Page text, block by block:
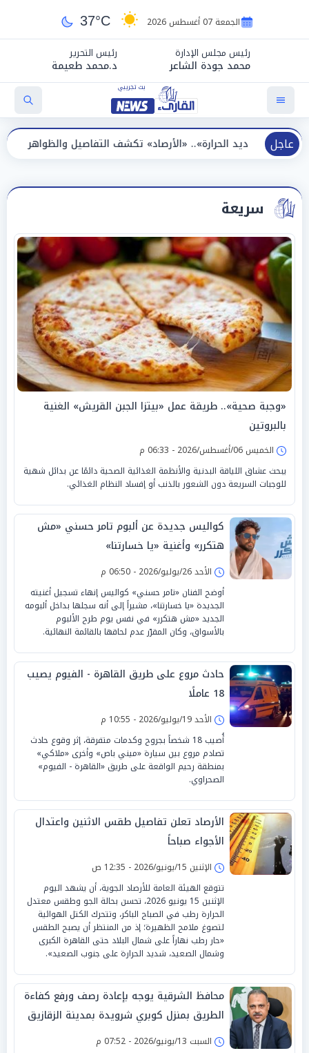
الجمعة 07 أغسطس 2026 37°C
رئيس مجلس الإدارة
محمد جودة الشاعر
رئيس التحرير
د.محمد طعيمة
عاجل «الأرصاد» تكشف التفاصيل والظواهر الجوية اليوم الجمعة
سريعة
«وجبة صحية».. طريقة عمل «بيتزا الجبن القريش» الغنية
بالبروتين
الخميس 06/أغسطس/2026 - 06:33 م
يبحث عشاق اللياقة البدنية والأنظمة الغذائية الصحية دائمًا عن بدائل شهية
للوجبات السريعة دون الشعور بالذنب أو إفساد النظام الغذائي.
كواليس جديدة عن ألبوم تامر حسني «مش
هتكرر» وأغنية «يا خسارتنا»
الأحد 26/يوليو/2026 - 06:50 م
أوضح الفنان «تامر حسني» كواليس إنهاء تسجيل أغنيته
الجديدة «يا خسارتنا»، مشيراً إلى أنه سجلها بداخل ألبومه
الجديد «مش هتكرر» في نفس يوم طرح الألبوم
بالأسواق، وكان المقرّر عدم لحاقها بالقائمة النهائية.
حادث مروع على طريق القاهرة - الفيوم يصيب
18 عاملًا
الأحد 19/يوليو/2026 - 10:55 م
أُصيب 18 شخصاً بجروح وكدمات متفرقة، إثر وقوع حادث
تصادم مروع بين سيارة «ميني باص» وأخرى «ملاكي»
بمنطقة رحيم الواقعة على طريق «القاهرة - الفيوم»
الصحراوي.
الأرصاد تعلن تفاصيل طقس الاثنين واعتدال
الأجواء صباحاً
الإثنين 15/يونيو/2026 - 12:35 ص
تتوقع الهيئة العامة للأرصاد الجوية، أن يشهد اليوم
الإثنين 15 يونيو 2026، تحسن بحالة الجو وطقس معتدل
الحرارة رطب في الصباح الباكر، وتتحرك الكتل الهوائية
لتصوغ ملامح الظهيرة؛ إذ من المنتظر أن يصبح الطقس
«حار رطب نهاراً على شمال البلاد حتى القاهرة الكبرى
وشمال الصعيد، شديد الحرارة على جنوب الصعيد».
محافظ الشرقية يوجه بإعادة رصف ورفع كفاءة
الطريق بمنزل كوبري شرويدة بمدينة الزقازيق
السبت 13/يونيو/2026 - 07:52 م